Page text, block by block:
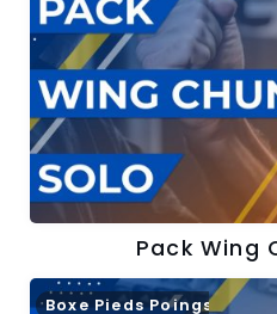
Pack Wing
Boxe Pieds Poings